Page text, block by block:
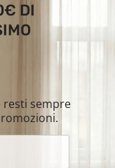
DI
resti sempre